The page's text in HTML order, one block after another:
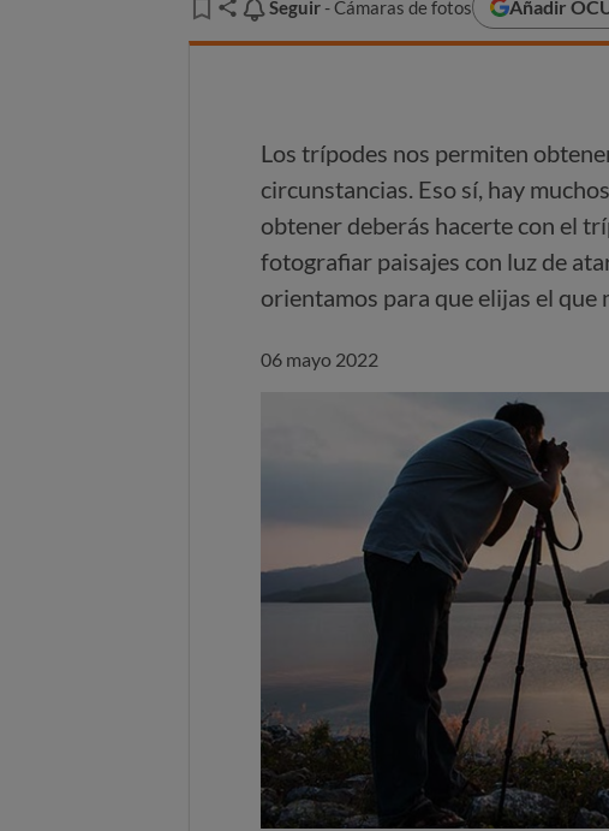
Seguir
Seguir - Cámaras de fotos Añadir
Los trípodes nos permiten
circunstancias. Eso sí, hay
obtener deberás hacerte con el
fotografiar paisajes con luz de
orientamos para que elijas el que
06 mayo 2022